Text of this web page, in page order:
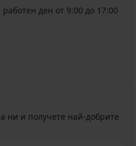
ден от 9:00 до 17:00
ни и получете най-добрите